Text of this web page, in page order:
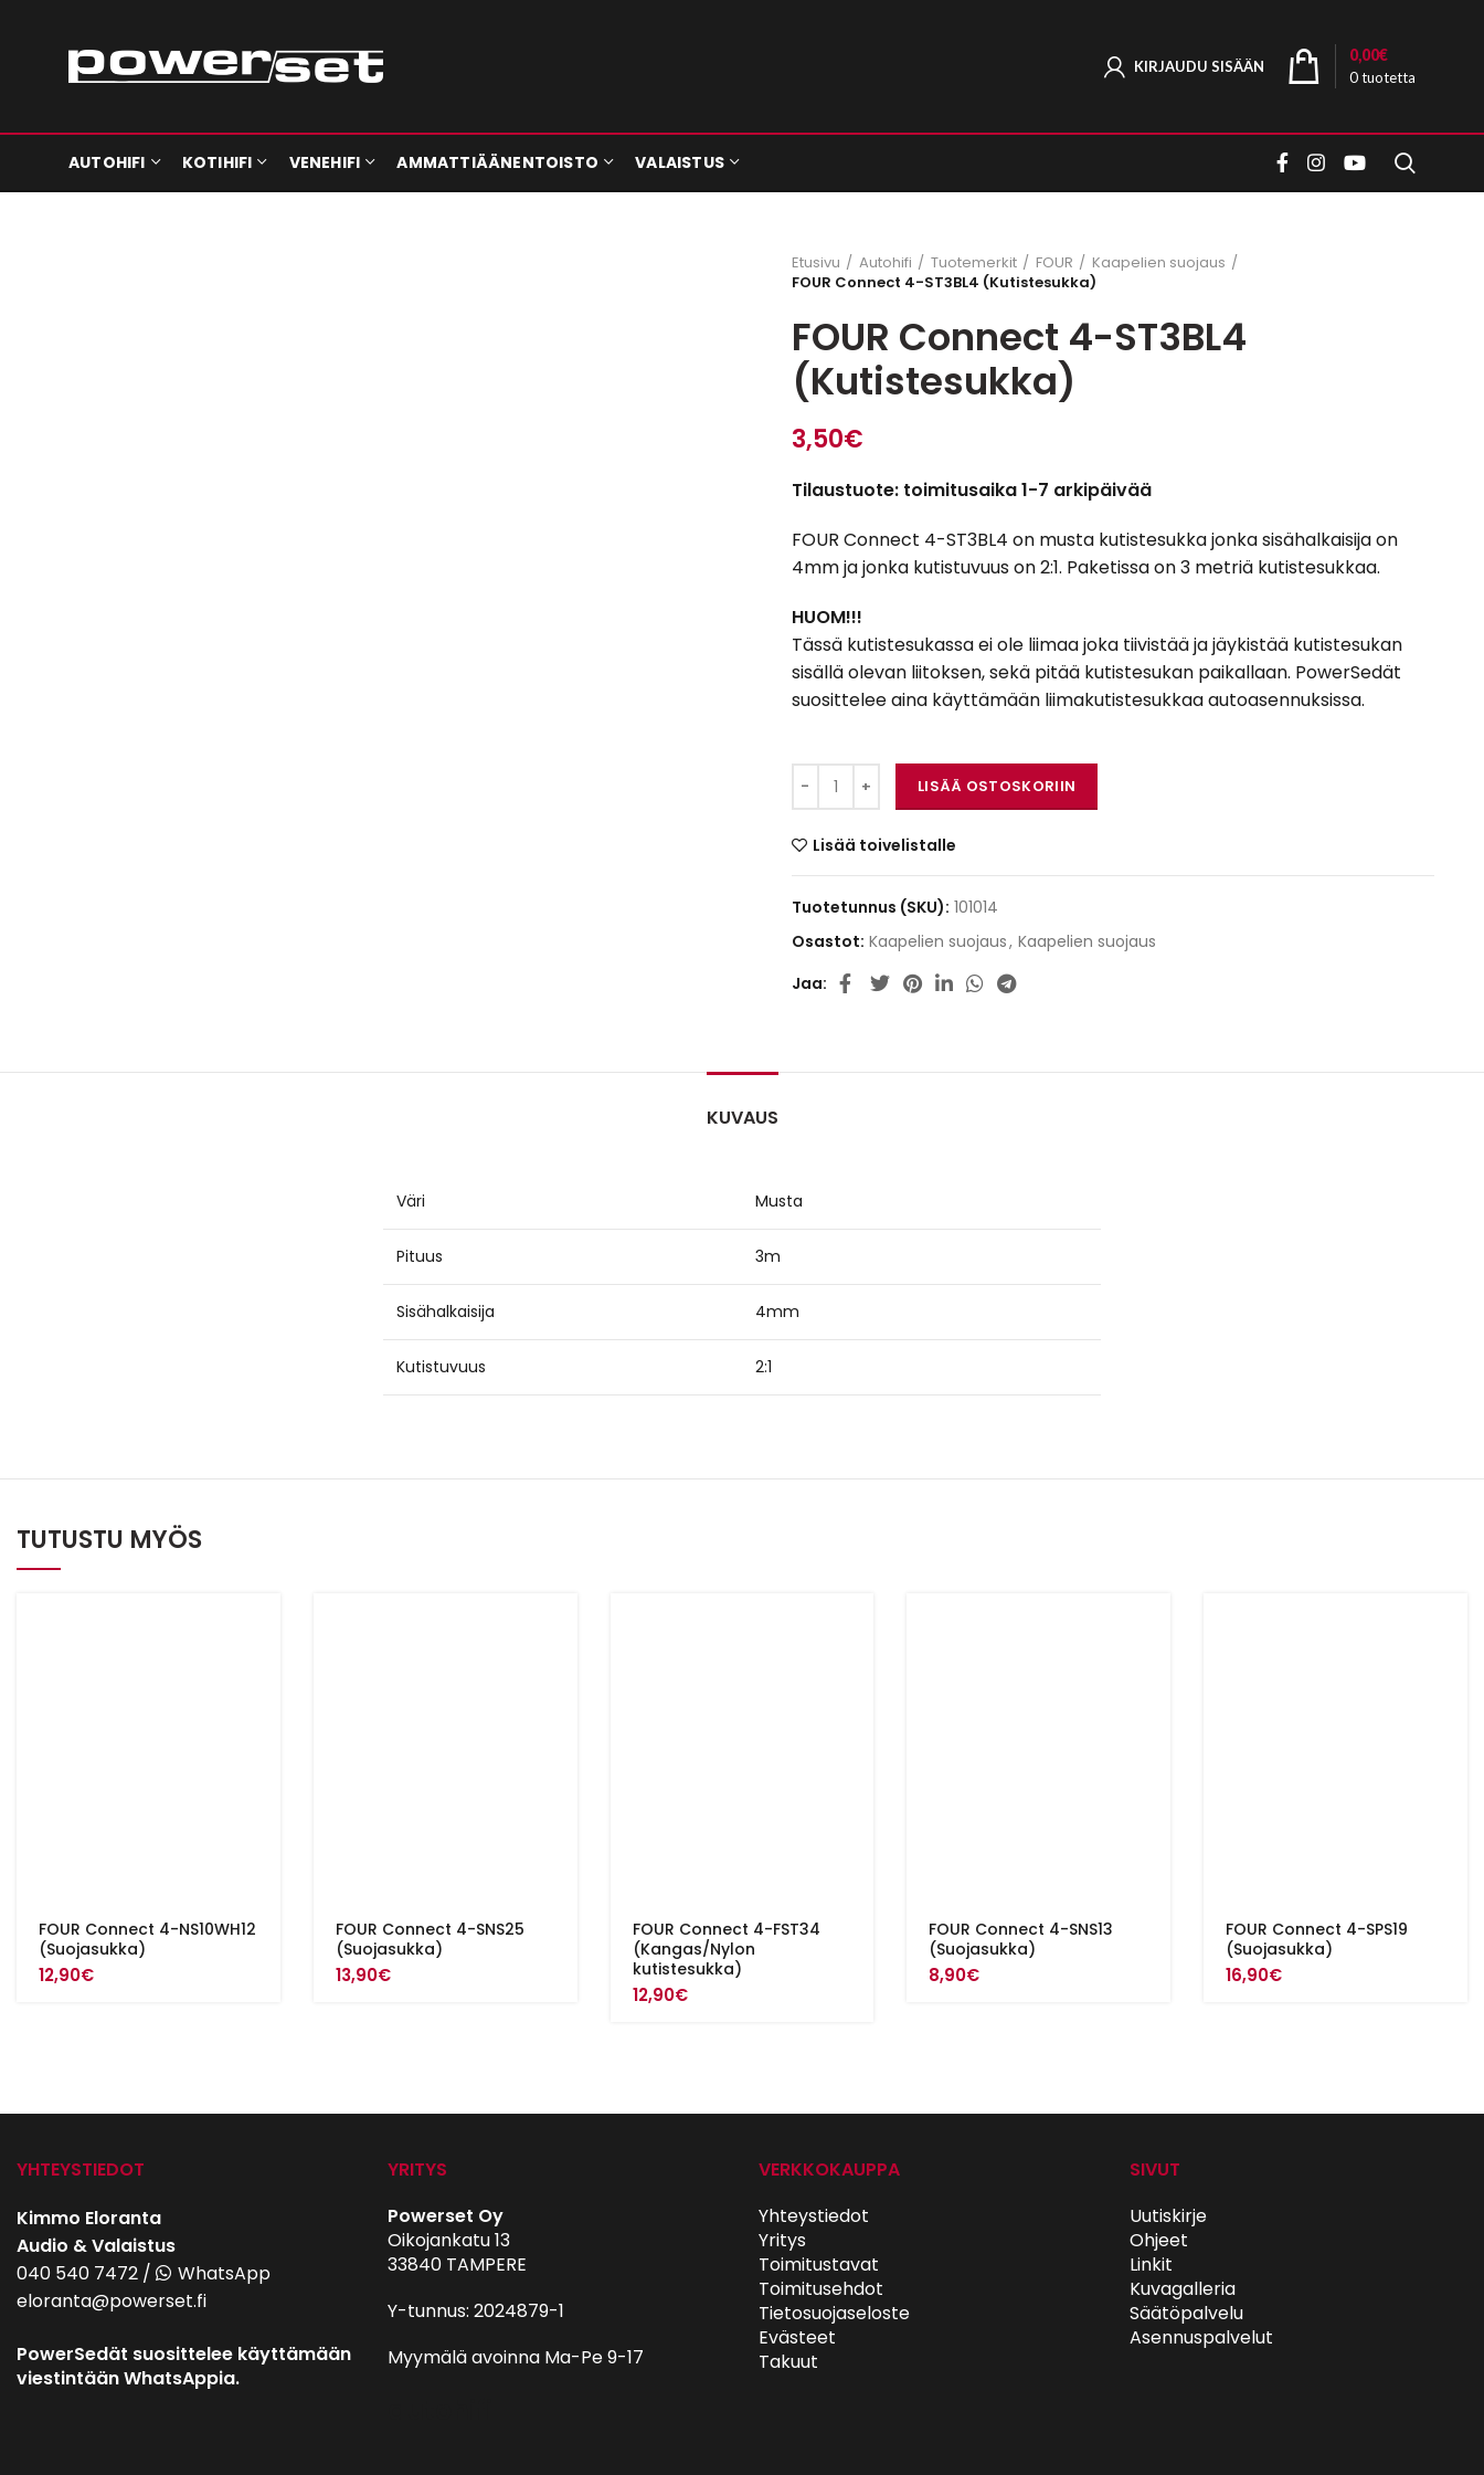
KIRJAUDU SISÄÄN
0tuotetta
0,00€
AUTOHIFI KOTIHIFI VENEHIFI AMMATTIÄÄNENTOISTO VALAISTUS
Etusivu Autohifi Tuotemerkit FOUR
Kaapelien suojaus
FOUR Connect 4-ST3BL4 (Kutistesukka)
FOUR Connect 4-ST3BL4
(Kutistesukka)
3,50€
Tilaustuote: toimitusaika 1-7 arkipäivää
FOUR Connect 4-ST3BL4 on musta kutistesukka jonka sisähalkaisija on
4mm ja jonka kutistuvuus on 2:1. Paketissa on 3 metriä kutistesukkaa.
HUOM!!!
Tässä kutistesukassa ei ole liimaa joka tiivistää ja jäykistää kutistesukan
sisällä olevan liitoksen, sekä pitää kutistesukan paikallaan. PowerSedät
suosittelee aina käyttämään liimakutistesukkaa autoasennuksissa.
FOUR Connect 4-ST3BL4 (Kutistesukka) määrä
LISÄÄ OSTOSKORIIN
Lisää toivelistalle
Tuotetunnus (SKU): 101014
Osastot: Kaapelien suojaus, Kaapelien suojaus
Jaa
KUVAUS
Väri Musta
Pituus 3m
Sisähalkaisija 4mm
Kutistuvuus 2:1
TUTUSTU MYÖS
FOUR Connect 4-NS10WH12
(Suojasukka)
12,90€
FOUR Connect 4-SNS25
(Suojasukka)
13,90€
FOUR Connect 4-FST34
(Kangas/Nylon
kutistesukka)
12,90€
FOUR Connect 4-SNS13
(Suojasukka)
8,90€
FOUR Connect 4-SPS19
(Suojasukka)
16,90€
YHTEYSTIEDOT
Kimmo Eloranta
Audio & Valaistus
040 540 7472 /
WhatsApp
eloranta@powerset.fi
PowerSedät suosittelee käyttämään
viestintään WhatsAppia.
YRITYS
Powerset Oy
Oikojankatu 13
33840 TAMPERE
Y-tunnus: 2024879-1
Myymälä avoinna Ma-Pe 9-17
VERKKOKAUPPA
Yhteystiedot
Yritys
Toimitustavat
Toimitusehdot
Tietosuojaseloste
Evästeet
Takuut
SIVUT
Uutiskirje
Ohjeet
Linkit
Kuvagalleria
Säätöpalvelu
Asennuspalvelut